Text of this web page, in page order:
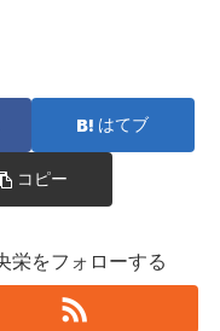
はてブ
コピー
をフォローする